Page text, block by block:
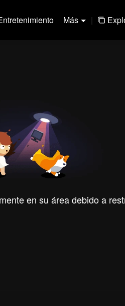
Más |
en su área debido a